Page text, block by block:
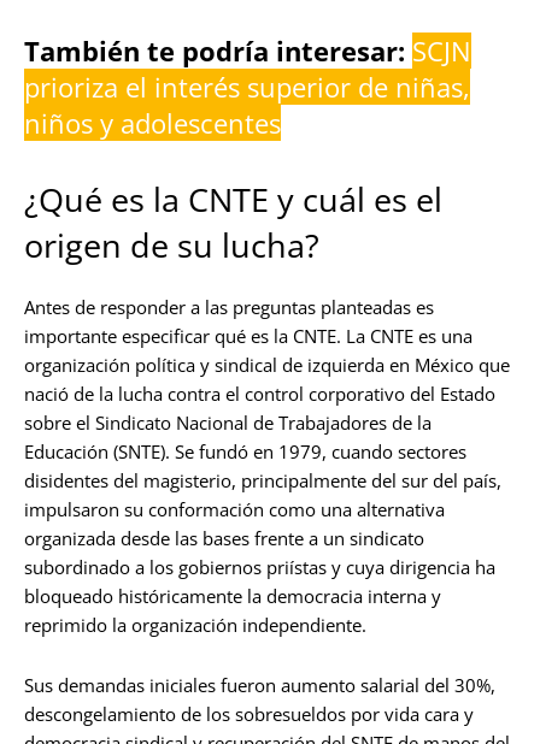
También te podría interesar: SCJN
prioriza el interés superior de niñas,
niños y adolescentes
¿Qué es la CNTE y cuál es el
origen de su lucha?
Antes de responder a las preguntas planteadas es
importante especificar qué es la CNTE. La CNTE es una
organización política y sindical de izquierda en México que
nació de la lucha contra el control corporativo del Estado
sobre el Sindicato Nacional de Trabajadores de la
Educación (SNTE). Se fundó en 1979, cuando sectores
disidentes del magisterio, principalmente del sur del país,
impulsaron su conformación como una alternativa
organizada desde las bases frente a un sindicato
subordinado a los gobiernos priístas y cuya dirigencia ha
bloqueado históricamente la democracia interna y
reprimido la organización independiente.
Sus demandas iniciales fueron aumento salarial del 30%,
descongelamiento de los sobresueldos por vida cara y